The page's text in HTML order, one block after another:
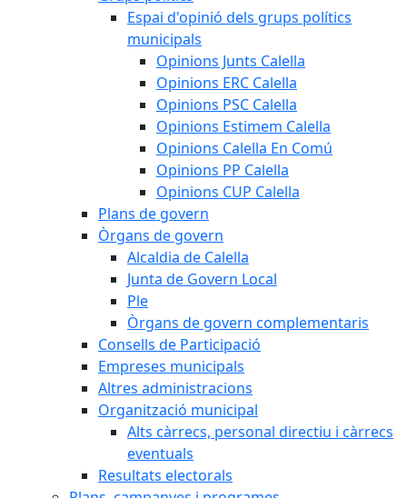
Espai d'opinió dels grups polítics
municipals
Opinions Junts Calella
Opinions ERC Calella
Opinions PSC Calella
Opinions Estimem Calella
Opinions Calella En Comú
Opinions PP Calella
Opinions CUP Calella
Plans de govern
Òrgans de govern
Alcaldia de Calella
Junta de Govern Local
Ple
Òrgans de govern complementaris
Consells de Participació
Empreses municipals
Altres administracions
Organització municipal
Alts càrrecs, personal directiu i càrrecs
eventuals
Resultats electorals